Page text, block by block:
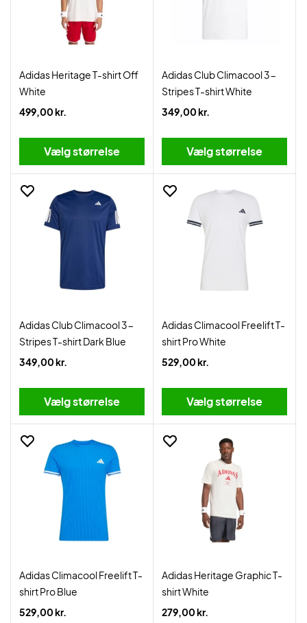
Adidas Heritage T-shirt Off
White
499,00 kr.
Vælg størrelse
Adidas Club Climacool 3-
Stripes T-shirt White
349,00 kr.
Vælg størrelse
Adidas Club Climacool 3-
Stripes T-shirt Dark Blue
349,00 kr.
Vælg størrelse
Adidas Climacool Freelift T-
shirt Pro White
529,00 kr.
Vælg størrelse
Adidas Climacool Freelift T-
shirt Pro Blue
529,00 kr.
Adidas Heritage Graphic T-
shirt White
279,00 kr.